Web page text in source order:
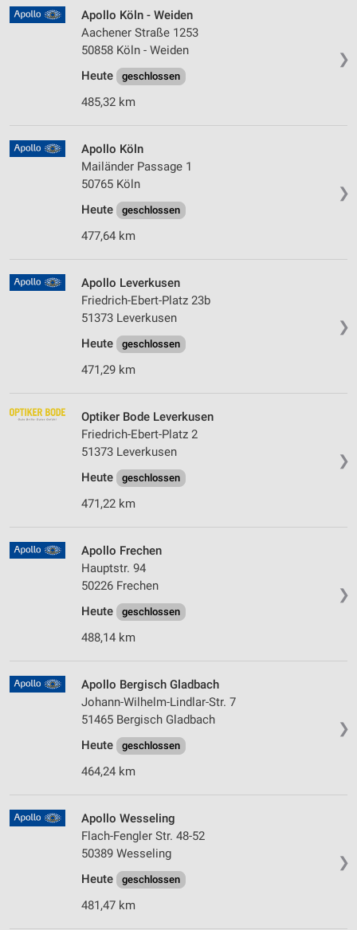
❯
Apollo Köln - Weiden
Aachener Straße 1253
50858 Köln - Weiden
Heute
geschlossen
485,32 km
❯
Apollo Köln
Mailänder Passage 1
50765 Köln
Heute
geschlossen
477,64 km
❯
Apollo Leverkusen
Friedrich-Ebert-Platz 23b
51373 Leverkusen
Heute
geschlossen
471,29 km
❯
Optiker Bode Leverkusen
Friedrich-Ebert-Platz 2
51373 Leverkusen
Heute
geschlossen
471,22 km
❯
Apollo Frechen
Hauptstr. 94
50226 Frechen
Heute
geschlossen
488,14 km
❯
Apollo Bergisch Gladbach
Johann-Wilhelm-Lindlar-Str. 7
51465 Bergisch Gladbach
Heute
geschlossen
464,24 km
❯
Apollo Wesseling
Flach-Fengler Str. 48-52
50389 Wesseling
Heute
geschlossen
481,47 km